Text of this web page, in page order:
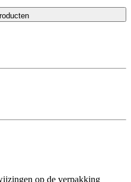
op de verpakking